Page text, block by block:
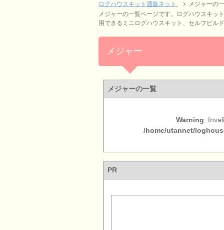
ログハウスキット通販ネット
メジャーの
メジャーの一覧ページです。ログハウスキッ
用できるミニログハウスキット、セルフビル
メジャー
メジャーの一覧
Warning:
/home/utannet/
PR